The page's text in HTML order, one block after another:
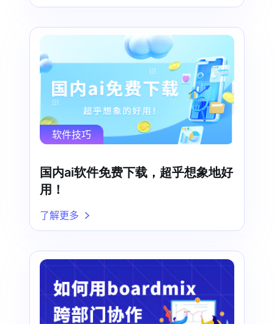
软件技巧
国内ai软件免费下载，超乎想象地好
用！
了解更多